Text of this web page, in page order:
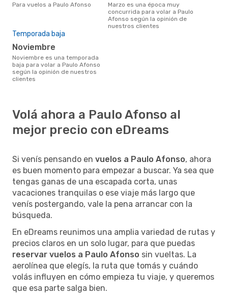
Para vuelos a Paulo Afonso
marzo es una época muy
concurrida para volar a Paulo
Afonso según la opinión de
nuestros clientes
Temporada baja
noviembre
noviembre es una temporada
baja para volar a Paulo Afonso
según la opinión de nuestros
clientes
Volá ahora a Paulo Afonso al
mejor precio con eDreams
Si venís pensando en vuelos a Paulo Afonso, ahora
es buen momento para empezar a buscar. Ya sea que
tengas ganas de una escapada corta, unas
vacaciones tranquilas o ese viaje más largo que
venís postergando, vale la pena arrancar con la
búsqueda.
En eDreams reunimos una amplia variedad de rutas y
precios claros en un solo lugar, para que puedas
reservar vuelos a Paulo Afonso sin vueltas. La
aerolínea que elegís, la ruta que tomás y cuándo
volás influyen en cómo empieza tu viaje, y queremos
que esa parte salga bien.